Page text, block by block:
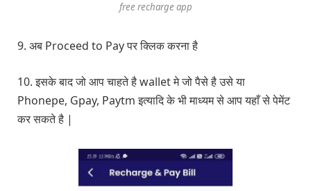
free recharge app
9. अब Proceed to Pay पर क्लिक करना है
10. इसके बाद जो आप चाहते है wallet मे जो पैसे है उसे या
Phonepe, Gpay, Paytm इत्यादि के भी माध्यम से आप यहाँ से पेमेंट
कर सकते है |